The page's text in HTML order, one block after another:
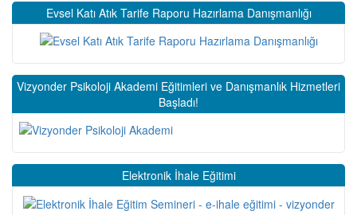
Evsel Katı Atık Tarife Raporu Hazırlama Danışmanlığı
Vizyonder Psikoloji Akademi Eğitimleri ve Danışmanlık Hizmetleri
Başladı!
Elektronik İhale Eğitimi